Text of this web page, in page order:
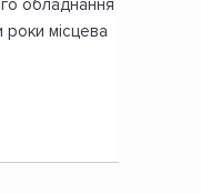
обладнання
місцева